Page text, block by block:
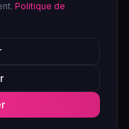
Politique de